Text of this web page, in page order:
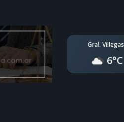
Gral. Villegas
6°C